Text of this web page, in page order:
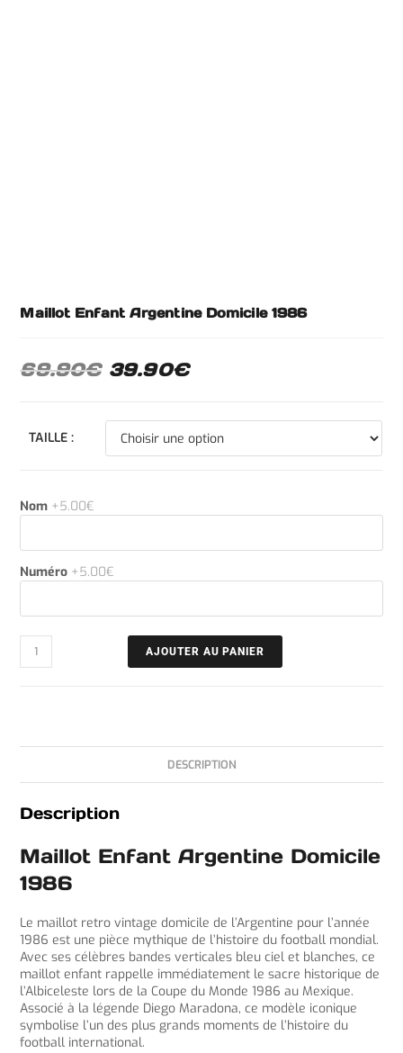
Maillot Enfant Argentine Domicile 1986
69.90€ 39.90€
TAILLE :
Nom +5.00€
Numéro +5.00€
AJOUTER AU PANIER
DESCRIPTION
Description
Maillot Enfant Argentine Domicile
1986
Le maillot retro vintage domicile de l’Argentine pour l’année
1986 est une pièce mythique de l’histoire du football mondial.
Avec ses célèbres bandes verticales bleu ciel et blanches, ce
maillot enfant rappelle immédiatement le sacre historique de
l’Albiceleste lors de la Coupe du Monde 1986 au Mexique.
Associé à la légende Diego Maradona, ce modèle iconique
symbolise l’un des plus grands moments de l’histoire du
football international.